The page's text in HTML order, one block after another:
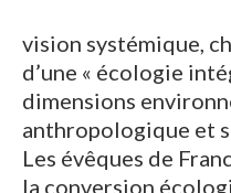
vision systémique,
d’une « écologie
dimensions
anthropologique et
Les évêques de
la conversion